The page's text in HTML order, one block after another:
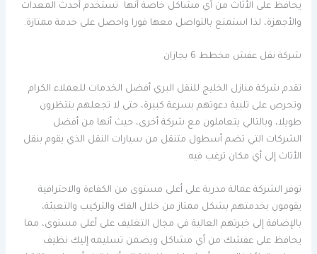
يحافظ على الأثاث من أي مشاكل خاصة أنها تستخدم أحدث المعدات
والأجهزة، لذا استمتع بالتواصل معها فورا واحصل على خدمة ممتازة.
شركة نقل عفش مخطط 6 بجازان
تقدم شركة منازل الخليج للنقل البري أفضل الخدمات للعملاء الكرام
وتحرص على تلبية دعوتهم بسرعة كبيرة، حتى لا تجعلهم ينتظرون
طويلا، وبالتالي يتعاملون مع شركة أخرى، حيث أنها من أفضل
الشركات التي تضم أسطول متنقل من سيارات النقل الذي يقوم بنقل
الأثاث إلى أي مكان ترغب فيه.
توفر الشركة عمالة مدربة على أعلى مستوى من الكفاءة والاحترافية
يقومون بخدمتهم بشكل ممتاز من خلال الفك والتركيب والتعبئة،
بالإضافة إلى خبرتهم العالية في مجال التغليف على أعلى مستوى، مما
يحافظ على عفشك من أي مشاكل ويضمن تسليمه إليك نظيف